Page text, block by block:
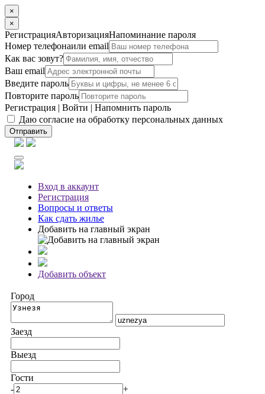
×
×
РегистрацияАвторизацияНапоминание пароля
Номер телефонаили email
Как вас зовут?
Ваш email
Введите пароль
Повторите пароль
Регистрация | Войти | Напомнить пароль
Даю согласие на обработку персональных данных
Отправить
Вход в аккаунт
Регистрация
Вопросы и ответы
Как сдать жилье
Добавить на главный экран
Добавить объект
Город
Заезд
Выезд
Гости
-
+